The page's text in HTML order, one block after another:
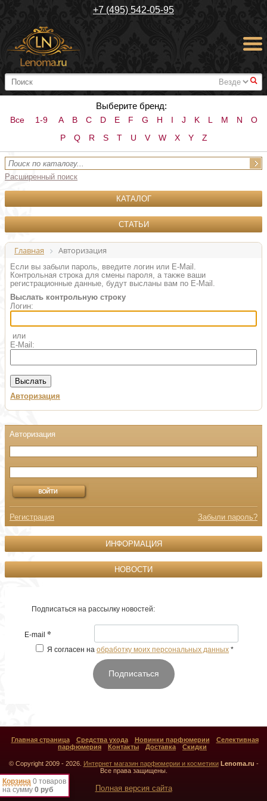
+7 (495) 542-05-95
#
Выберите бренд:
Все 1-9 A B C D E F G H I J K L M N
O
P
Q R S T U V W X Y Z
Расширенный поиск
КАТАЛОГ
СТАТЬИ
Главная Авторизация
Если вы забыли пароль, введите логин или E-Mail.
Контрольная строка для смены пароля, а также ваши
регистрационные данные, будут высланы вам по E-Mail.
Выслать контрольную строку
Логин:
или
E-Mail:
Авторизация
Корзина 0 товаров
на сумму 0 руб
Регистрация Забыли пароль?
ИНФОРМАЦИЯ
НОВОСТИ
Подписаться на рассылку новостей:
E-mail *
Я согласен на обработку моих персональных данных *
Подписаться
Главная страница Средства ухода Новинки парфюмерии
Селективная
парфюмерия
Контакты Доставка Скидки
© Copyright 2009 - 2026. Интернет магазин парфюмерии и косметики Lenoma.ru -
Все права защищены.
Полная версия сайта